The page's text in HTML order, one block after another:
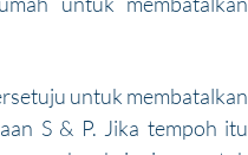
untuk membatalkan
S & P. Jika tempoh itu